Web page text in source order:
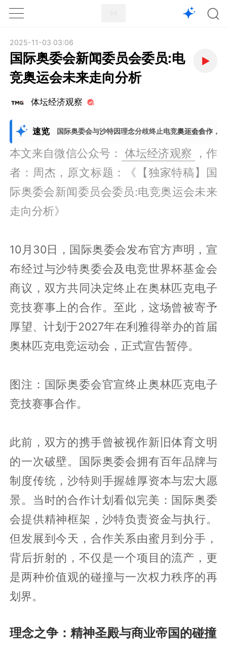
1X
2025-11-03 03:06
国际奥委会新闻委员会委员:电
竞奥运会未来走向分析
体坛经济观察
速览 国际奥委会与沙特因理念分歧终止电竞奥运会合作，
展开更多
本文来自微信公众号： 体坛经济观察
，作
者：周杰，原文标题：《【独家特稿】国
际奥委会新闻委员会委员:电竞奥运会未来
走向分析》
10月30日，国际奥委会发布官方声明，宣
布经过与沙特奥委会及电竞世界杯基金会
商议，双方共同决定终止在奥林匹克电子
竞技赛事上的合作。至此，这场曾被寄予
厚望、计划于2027年在利雅得举办的首届
奥林匹克电竞运动会，正式宣告暂停。
图注：国际奥委会官宣终止奥林匹克电子
竞技赛事合作。
此前，双方的携手曾被视作新旧体育文明
的一次破壁。国际奥委会拥有百年品牌与
制度传统，沙特则手握雄厚资本与宏大愿
景。当时的合作计划看似完美：国际奥委
会提供精神框架，沙特负责资金与执行。
但发展到今天，合作关系由蜜月到分手，
背后折射的，不仅是一个项目的流产，更
是两种价值观的碰撞与一次权力秩序的再
划界。
理念之争：精神圣殿与商业帝国的碰撞